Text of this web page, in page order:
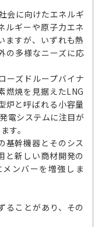
会に向けたエネルギ
ルギーや原子力エネ
ますが、いずれも熱
の多様なニーズに応
ーズドループバイナ
燃焼を見据えたLNG
炉と呼ばれる小容量
電システムに注目が
す。
基幹機器とそのシス
と新しい商材開発の
ンバーを増強しま
ることがあり、その